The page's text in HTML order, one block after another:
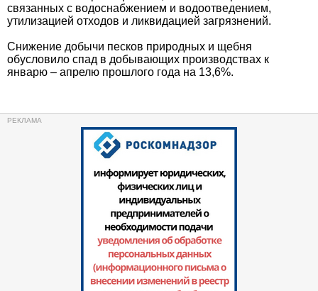
связанных с водоснабжением и водоотведением,
утилизацией отходов и ликвидацией загрязнений.
Снижение добычи песков природных и щебня
обусловило спад в добывающих производствах к
январю – апрелю прошлого года на 13,6%.